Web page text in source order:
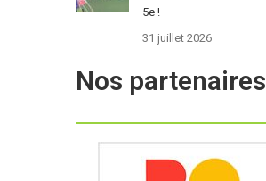
5e !
31 juillet 2026
Nos partenaires